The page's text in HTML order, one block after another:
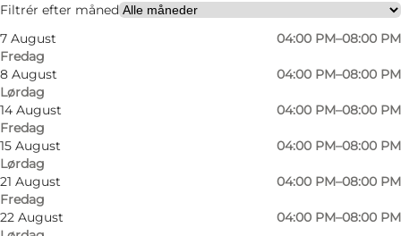
Filtrér efter måned
7 August
Fredag
04:00 PM–08:00 PM
8 August
Lørdag
04:00 PM–08:00 PM
14 August
Fredag
04:00 PM–08:00 PM
15 August
Lørdag
04:00 PM–08:00 PM
21 August
Fredag
04:00 PM–08:00 PM
22 August
04:00 PM–08:00 PM